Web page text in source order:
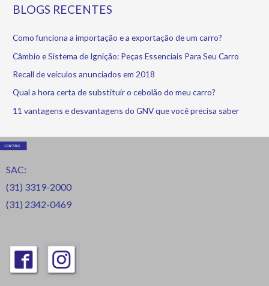
BLOGS RECENTES
Como funciona a importação e a exportação de um carro?
Câmbio e Sistema de Ignição: Peças Essenciais Para Seu Carro
Recall de veículos anunciados em 2018
Qual a hora certa de substituir o cebolão do meu carro?
11 vantagens e desvantagens do GNV que você precisa saber
SAC:
(31) 3319-2000
(31) 2342-0469